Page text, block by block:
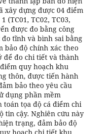
xây dựng được 04 điểm
(TC01, TC02, TC03,
được đo bằng công
tĩnh và bình sai bằng
bảo độ chính xác theo
để đo chi tiết và thành
quy hoạch khu
thôn, được tiến hành
bảo theo yêu cầu
dụng phần mềm
toán tọa độ cá điểm chi
tin cậy. Nghiên cứu này
trạng, đảm bảo độ